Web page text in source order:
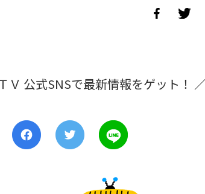
Ｖ 公式SNSで最新情報をゲット！